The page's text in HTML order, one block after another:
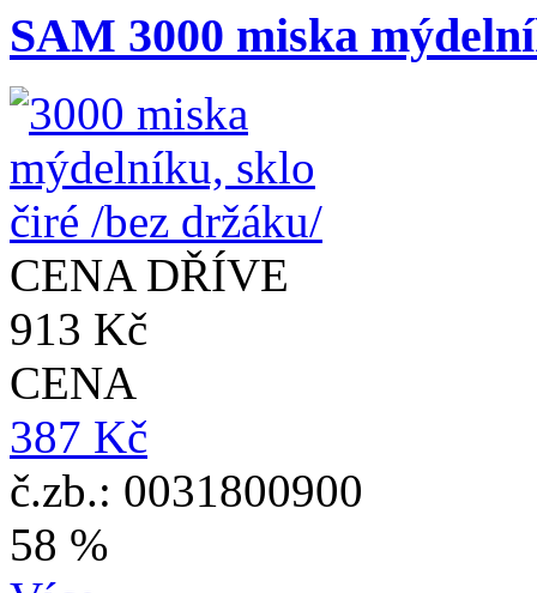
SAM 3000 miska
CENA DŘÍVE
913 Kč
CENA
387 Kč
č.zb.: 0031800900
58 %